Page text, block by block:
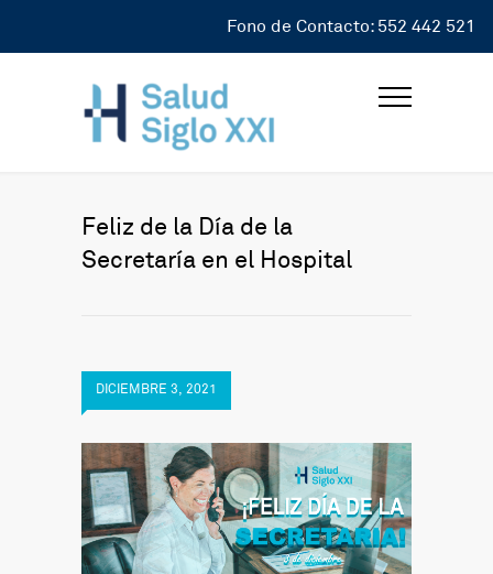
Fono de Contacto: 552 442 521
Feliz de la Día de la
Secretaría en el Hospital
DICIEMBRE 3, 2021